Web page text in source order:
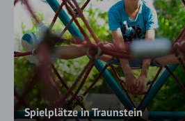
Spielplätze in Traunstein